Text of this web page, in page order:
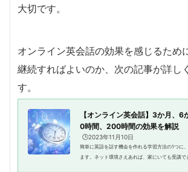
大切です。
オンライン英会話の効果を感じるため
継続すればよいのか、次の記事が詳し
す。
【オンライン英会話】3か月、6
0時間、200時間の効果を解説
🕒️2023年11月10日
簡単に英語を話す機会を作れる学習方法の1つに
ます。ネット環境さえあれば、家にいても受講で